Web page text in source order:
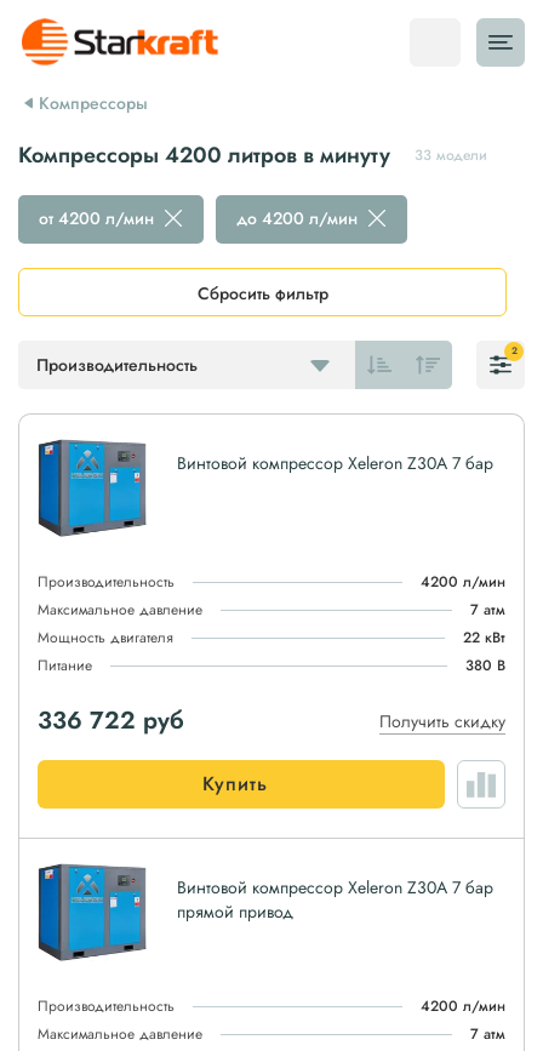
Компрессоры
Компрессоры 4200 литров в минуту 33 модели
Производительность
от 4200 л/мин до 4200 л/мин
Сбросить фильтр
2
Винтовой компрессор Xeleron Z30A 7 бар
Производительность
4200 л/мин
Максимальное давление
7 атм
Мощность двигателя
22 кВт
Питание
380 В
336 722 руб Получить скидку
Купить
Винтовой компрессор Xeleron Z30A 7 бар
прямой привод
Производительность
4200 л/мин
Максимальное давление
7 атм